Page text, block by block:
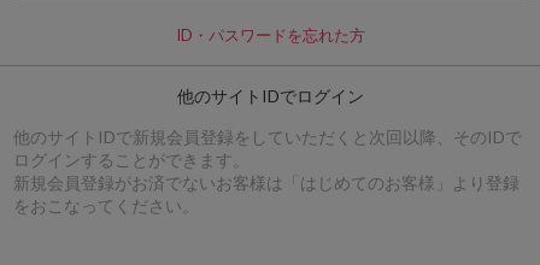
ID・パスワードを忘れた方
他のサイトIDでログイン
他のサイトIDで新規会員登録をしていただくと次回以降、そのIDで
ログインすることができます。
新規会員登録がお済でないお客様は「はじめてのお客様」より登録
をおこなってください。